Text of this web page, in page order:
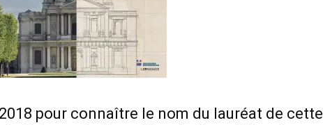
pour connaître le nom du lauréat de cette